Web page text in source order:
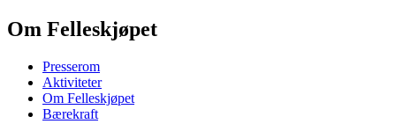
Om Felleskjøpet
Presserom
Aktiviteter
Om Felleskjøpet
Bærekraft